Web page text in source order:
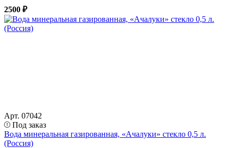
2500 ₽
Арт. 07042
Под заказ
Вода минеральная газированная, «Ачалуки» стекло 0,5 л.
(Россия)